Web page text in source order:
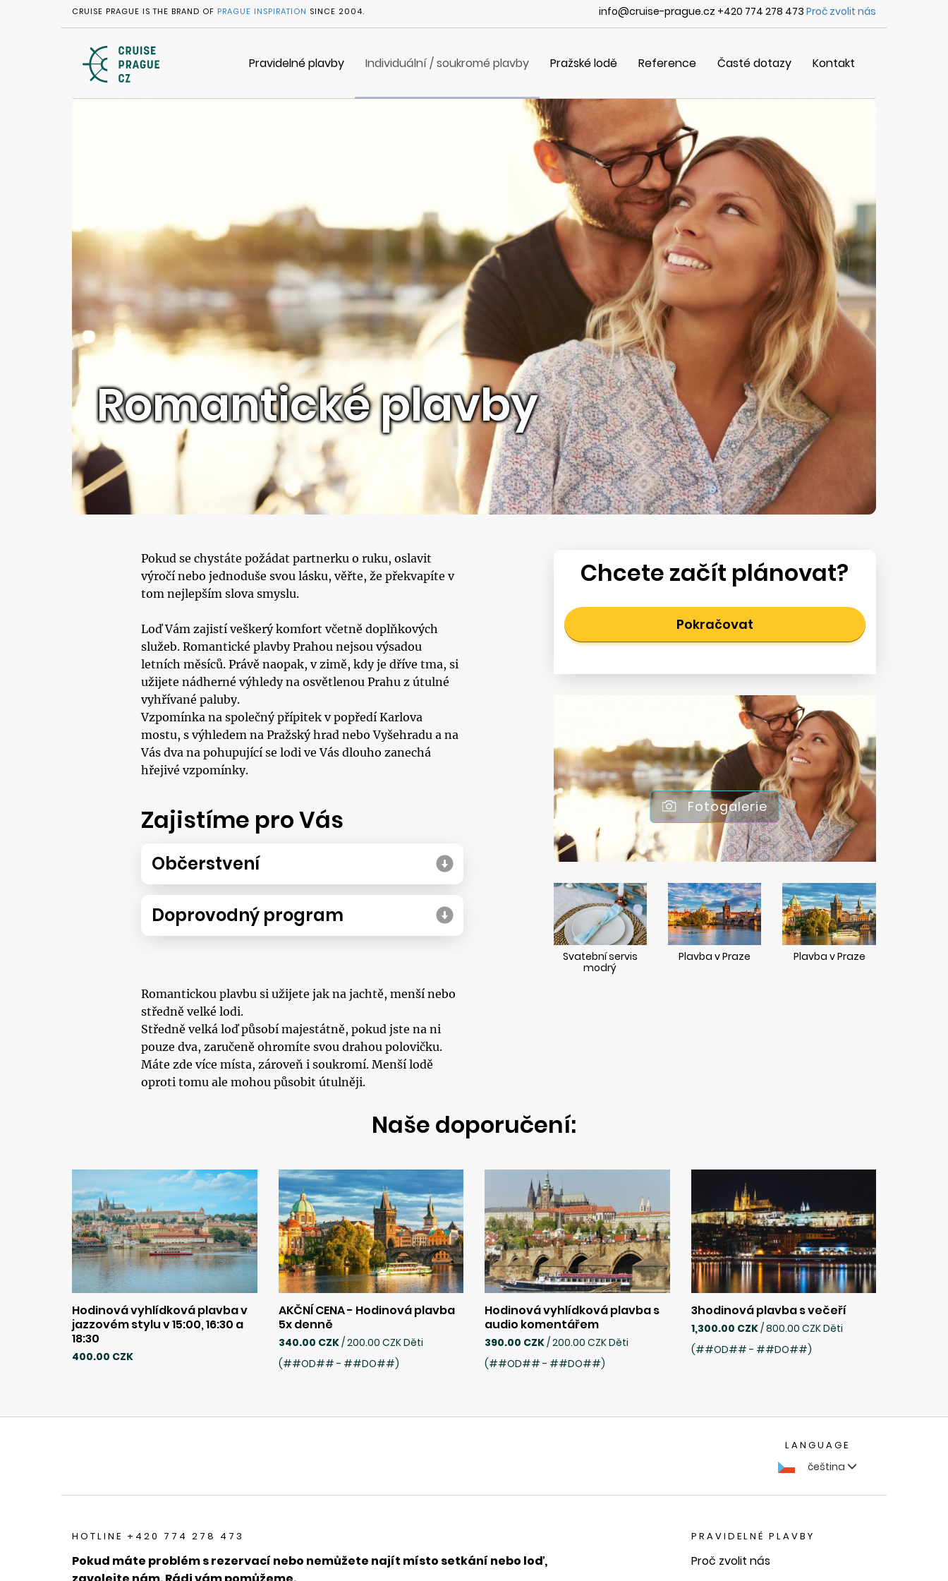
CRUISE PRAGUE IS THE BRAND OF PRAGUE INSPIRATION SINCE 2004. info@cruise-prague.cz +420 774 278 473 Proč zvolit nás
Pravidelné plavby Individuální / soukromé plavby Pražské lodě Reference Časté dotazy Kontakt
Romantické plavby
Pokud se chystáte požádat partnerku o ruku, oslavit
výročí nebo jednoduše svou lásku, věřte, že překvapíte v
tom nejlepším slova smyslu.
Loď Vám zajistí veškerý komfort včetně doplňkových
služeb. Romantické plavby Prahou nejsou výsadou
letních měsíců. Právě naopak, v zimě, kdy je dříve tma, si
užijete nádherné výhledy na osvětlenou Prahu z útulné
vyhřívané paluby.
Vzpomínka na společný přípitek v popředí Karlova
mostu, s výhledem na Pražský hrad nebo Vyšehradu a na
Vás dva na pohupující se lodi ve Vás dlouho zanechá
hřejivé vzpomínky.
Zajistíme pro Vás
Občerstvení
Doprovodný program
Romantickou plavbu si užijete jak na jachtě, menší nebo
středně velké lodi.
Středně velká loď působí majestátně, pokud jste na ni
pouze dva, zaručeně ohromíte svou drahou polovičku.
Máte zde více místa, zároveň i soukromí. Menší lodě
oproti tomu ale mohou působit útulněji.
Chcete začít plánovat?
Pokračovat
Fotogalerie
Svatební servis
modrý
Plavba v Praze Plavba v Praze
Naše doporučení:
Hodinová vyhlídková plavba v
jazzovém stylu v 15:00, 16:30 a
18:30
400.00 CZK
AKČNÍ CENA - Hodinová plavba
5x denně
340.00 CZK/ 200.00 CZK Děti
(##OD## - ##DO##)
Hodinová vyhlídková plavba s
audio komentářem
390.00 CZK/ 200.00 CZK Děti
(##OD## - ##DO##)
3hodinová plavba s večeří
1,300.00 CZK/ 800.00 CZK Děti
(##OD## - ##DO##)
LANGUAGE
čeština
HOTLINE +420 774 278 473
Pokud máte problém s rezervací nebo nemůžete najít místo setkání nebo loď,
PRAVIDELNÉ PLAVBY
Proč zvolit nás